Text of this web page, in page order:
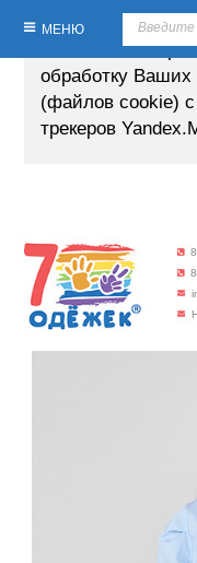
Продолжая
сайтом, Вы
обработку
(файлов cookie)
трекеров
МЕНЮ